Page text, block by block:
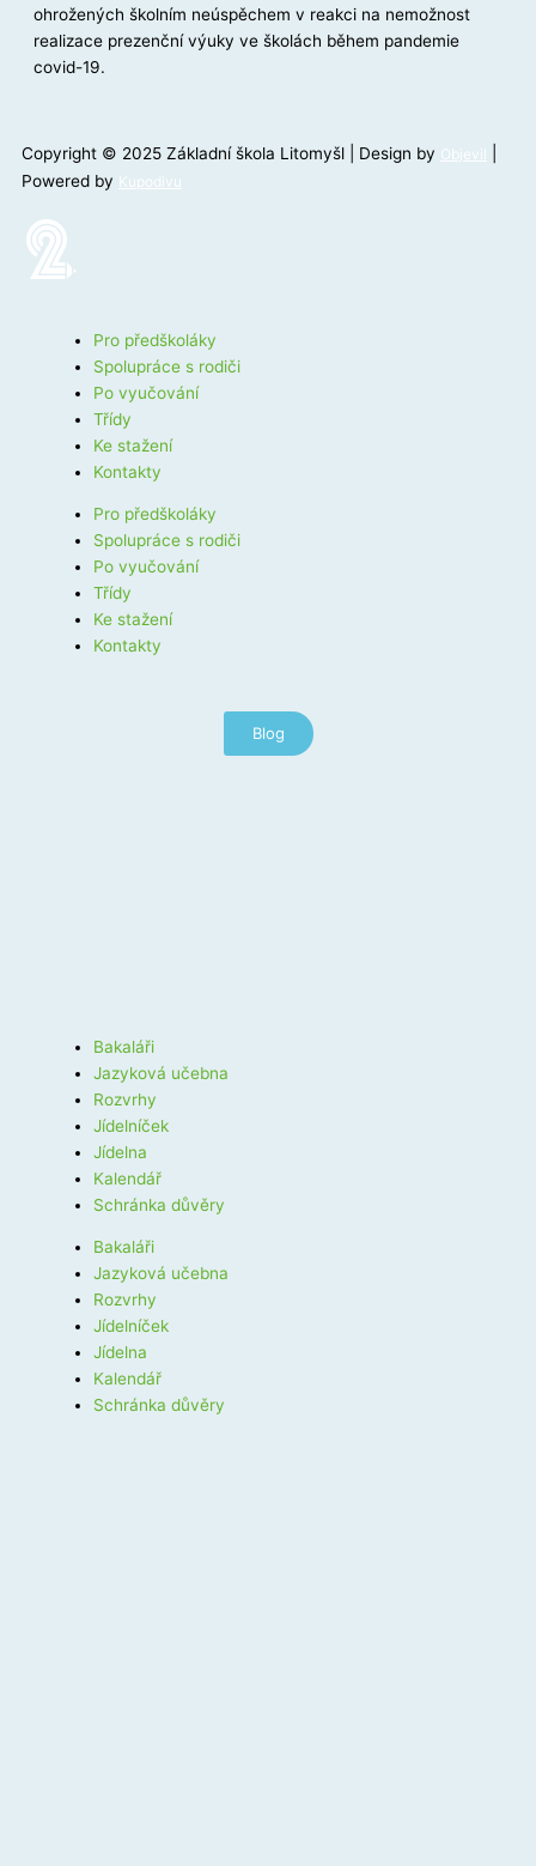
ohrožených školním neúspěchem v reakci na nemožnost
realizace prezenční výuky ve školách během pandemie
covid-19.
Copyright © 2025 Základní škola Litomyšl | Design by Objevil
Powered by Kupodivu
Pro předškoláky
Spolupráce s rodiči
Po vyučování
Třídy
Ke stažení
Kontakty
Pro předškoláky
Spolupráce s rodiči
Po vyučování
Třídy
Ke stažení
Kontakty
Blog
Bakaláři
Jazyková učebna
Rozvrhy
Jídelníček
Jídelna
Kalendář
Schránka důvěry
Bakaláři
Jazyková učebna
Rozvrhy
Jídelníček
Jídelna
Kalendář
Schránka důvěry